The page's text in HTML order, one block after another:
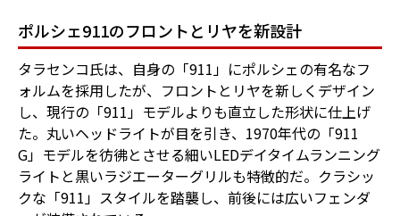
ポルシェ911のフロントとリヤを新設計
タラセンコ氏は、自身の「911」にポルシェの有名なフ
ォルムを採用したが、フロントとリヤを新しくデザイン
し、現行の「911」モデルよりも直立した形状に仕上げ
た。丸いヘッドライトが目を引き、1970年代の「911
G」モデルを彷彿とさせる細いLEDデイタイムランニング
ライトと黒いラジエーターグリルも特徴的だ。クラシッ
クな「911」スタイルを踏襲し、前後には広いフェンダ